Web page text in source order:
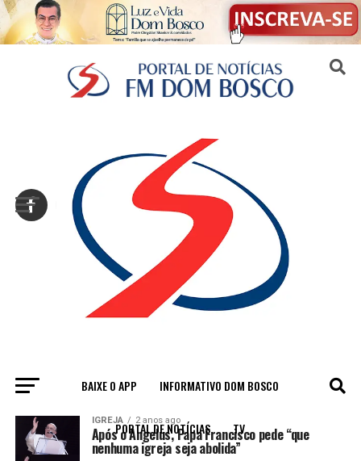
BAIXE O APP INFORMATIVO DOM BOSCO
PORTAL DE NOTÍCIAS TV
All posts tagged "papa"
IGREJA 2 anos ago
Após o Angelus, Papa Francisco pede “que
nenhuma igreja seja abolida”
Sair da versão mobile